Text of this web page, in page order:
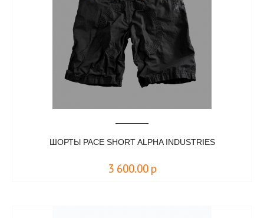
ШОРТЫ PACE SHORT ALPHA INDUSTRIES
3 600.00 р